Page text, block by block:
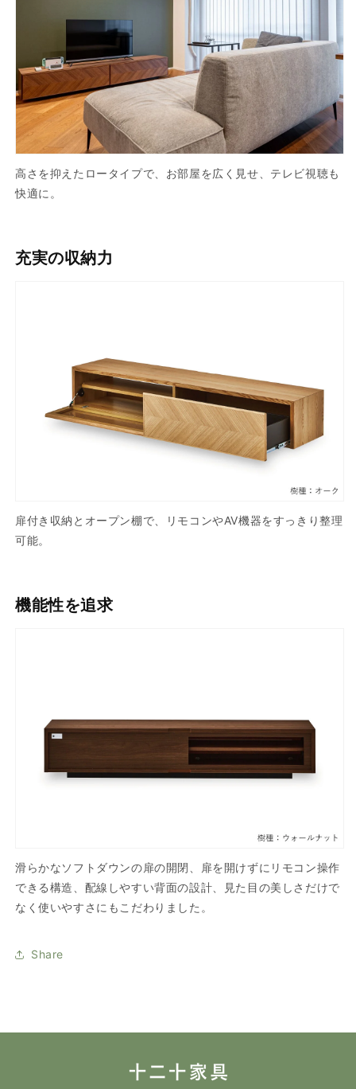
高さを抑えたロータイプで、お部屋を広く見せ、テレビ視聴も
快適に。
充実の収納力
扉付き収納とオープン棚で、リモコンやAV機器をすっきり整理
可能。
機能性を追求
滑らかなソフトダウンの扉の開閉、扉を開けずにリモコン操作
できる構造、配線しやすい背面の設計、見た目の美しさだけで
なく使いやすさにもこだわりました。
Share